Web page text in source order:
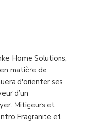
Home Solutions,
matière de
d'orienter ses
d’un
Mitigeurs et
Fragranite et